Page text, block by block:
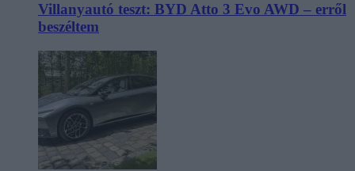
Villanyautó teszt: BYD Atto 3 Evo AWD – erről
beszéltem